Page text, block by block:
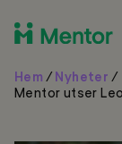
Hem /Nyheter /
Mentor utser